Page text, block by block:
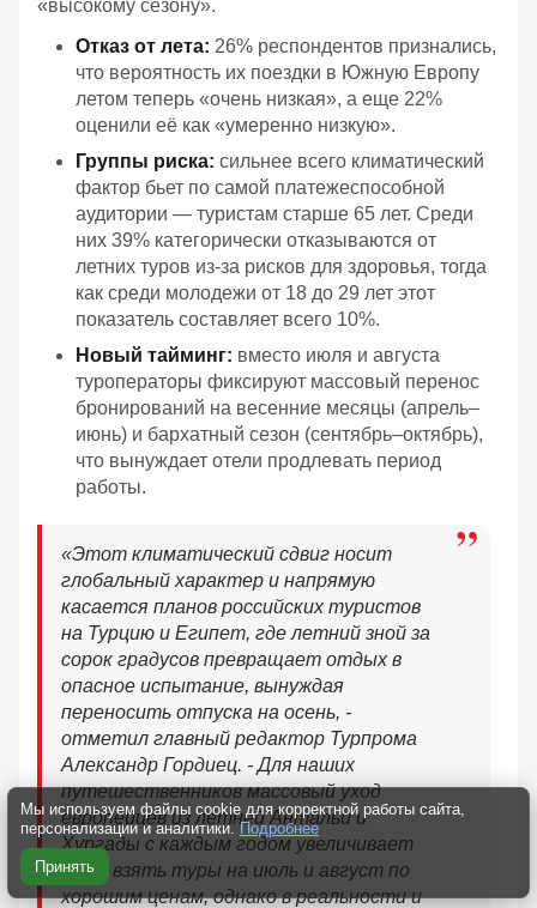
«высокому сезону».
Отказ от лета: 26% респондентов признались,
что вероятность их поездки в Южную Европу
летом теперь «очень низкая», а еще 22%
оценили её как «умеренно низкую».
Группы риска: сильнее всего климатический
фактор бьет по самой платежеспособной
аудитории — туристам старше 65 лет. Среди
них 39% категорически отказываются от
летних туров из-за рисков для здоровья, тогда
как среди молодежи от 18 до 29 лет этот
показатель составляет всего 10%.
Новый тайминг: вместо июля и августа
туроператоры фиксируют массовый перенос
бронирований на весенние месяцы (апрель–
июнь) и бархатный сезон (сентябрь–октябрь),
что вынуждает отели продлевать период
работы.
«Этот климатический сдвиг носит
глобальный характер и напрямую
касается планов российских туристов
на Турцию и Египет, где летний зной за
сорок градусов превращает отдых в
опасное испытание, вынуждая
переносить отпуска на осень, -
отметил главный редактор Турпрома
Александр Гордиец. - Для наших
путешественников массовый уход
европейцев из летней Антальи и
Хургады с каждым годом увеличивает
шанс взять туры на июль и август по
хорошим ценам, однако в реальности и
Мы используем файлы cookie для корректной работы сайта,
персонализации и аналитики. Подробнее
Принять